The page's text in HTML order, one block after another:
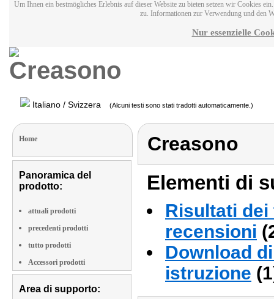
Um Ihnen ein bestmögliches Erlebnis auf dieser Website zu bieten setzen wir Cookies
zu. Informationen zur Verwendung und den
Nur essenzielle
Italiano / Svizzera (Alcuni testi sono stati tradotti automaticamente.)
Home
Panoramica del
prodotto:
attuali prodotti
precedenti prodotti
tutto prodotti
Accessori prodotti
Area di supporto:
Creasono
Elementi di
Risultati
recensioni
Download
istruzione